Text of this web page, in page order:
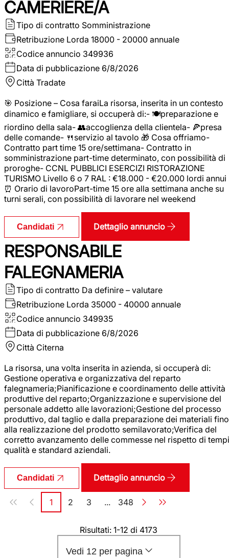
CAMERIERE/A
Tipo di contratto Somministrazione
Retribuzione Lorda 18000 - 20000 annuale
Codice annuncio 349936
Data di pubblicazione 6/8/2026
Città Tradate
🎯 Posizione – Cosa faraiLa risorsa, inserita in un contesto
dinamico e famigliare, si occuperà di:- 🍽️preparazione e
riordino della sala- 👥accoglienza della clientela- 🍕presa
delle comande- 🍴servizio al tavolo 🎁 Cosa offriamo-
Contratto part time 15 ore/settimana- Contratto in
somministrazione part-time determinato, con possibilità di
proroghe- CCNL PUBBLICI ESERCIZI RISTORAZIONE
TURISMO Livello 6 o 7 RAL : €18.000 - €20.000 lordi annui
⏰ Orario di lavoroPart-time 15 ore alla settimana anche su
turni serali, con possibilità di lavorare nel weekend
Candidati Dettaglio annuncio
RESPONSABILE
FALEGNAMERIA
Tipo di contratto Da definire – valutare
Retribuzione Lorda 35000 - 40000 annuale
Codice annuncio 349935
Data di pubblicazione 6/8/2026
Città Citerna
La risorsa, una volta inserita in azienda, si occuperà di:
Gestione operativa e organizzativa del reparto
falegnameria;Pianificazione e coordinamento delle attività
produttive del reparto;Organizzazione e supervisione del
personale addetto alle lavorazioni;Gestione del processo
produttivo, dal taglio e dalla preparazione dei materiali fino
alla realizzazione del prodotto semilavorato;Verifica del
corretto avanzamento delle commesse nel rispetto di
qualità e standard aziendali.
Candidati Dettaglio annuncio
Paginazione
Pagina
1 Pagina
2 Pagina
3 ... Pagina
348
Risultati: 1-12 di 4173
Vedi 12 per pagina